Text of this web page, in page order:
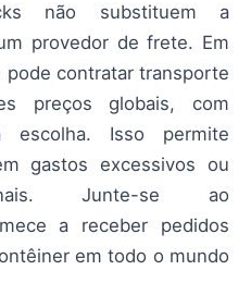
não substituem a
provedor de frete. Em
pode contratar transporte
preços globais, com
escolha. Isso permite
gastos excessivos ou
Junte-se ao
a receber pedidos
em todo o mundo